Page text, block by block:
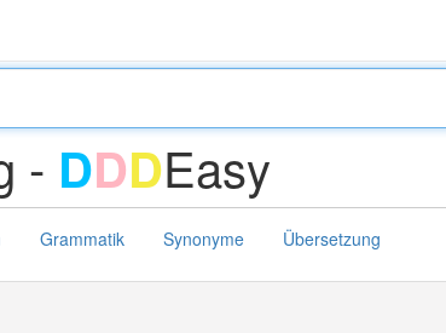
- DDDEasy
Grammatik Synonyme Übersetzung